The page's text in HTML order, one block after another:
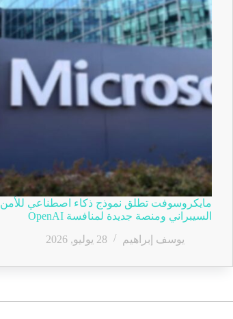
مايكروسوفت تطلق نموذج ذكاء اصطناعي للأمن
السيبراني ومنصة جديدة لمنافسة OpenAI
يوسف إبراهيم
28 يوليو, 2026